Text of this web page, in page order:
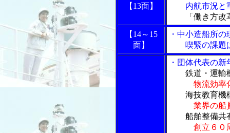
【13面】
内航市況と
「働き方改
【14～15
面】
・中小造船所
喫緊の課題は
・団体代表の新
鉄道・運
物流効率
海技教育機
業界の船
船舶整備共
創立６０